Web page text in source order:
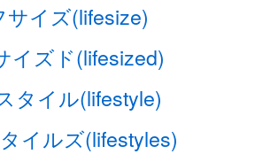
サイズ(lifesize)
イズド(lifesized)
タイル(lifestyle)
イルズ(lifestyles)